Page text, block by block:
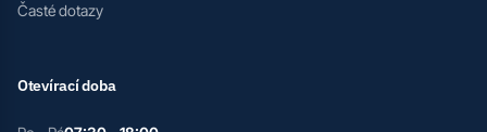
Časté dotazy
Otevírací doba